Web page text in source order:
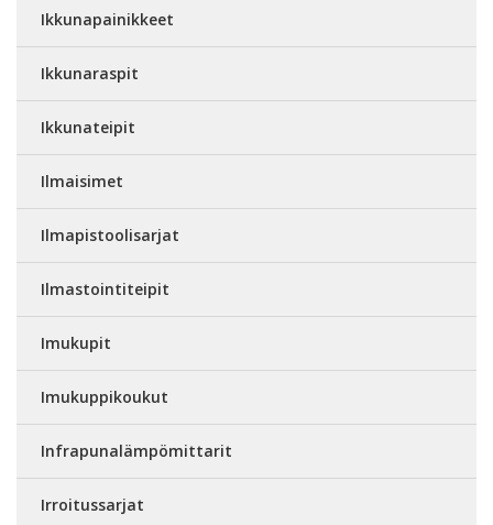
Ikkunapainikkeet
Ikkunaraspit
Ikkunateipit
Ilmaisimet
Ilmapistoolisarjat
Ilmastointiteipit
Imukupit
Imukuppikoukut
Infrapunalämpömittarit
Irroitussarjat